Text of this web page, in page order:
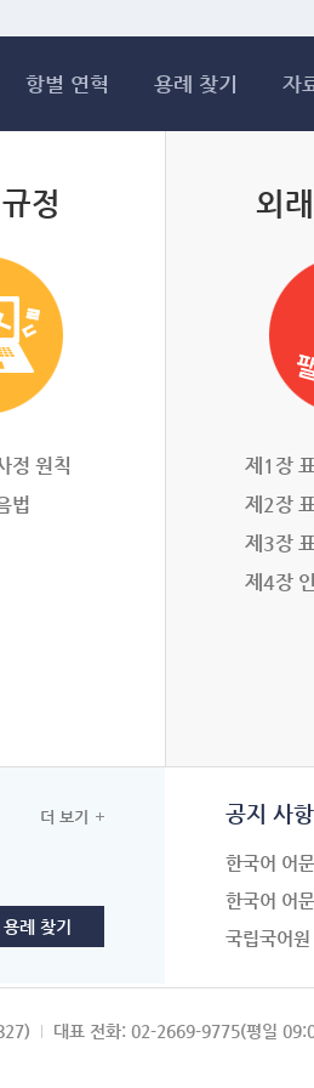
항별 연혁 용례 찾기 자
정
정 원칙
법
외
제1장
제2장
제3장
제4장
더 보기 공지 사항
한국어 어
한국어 어
국립국어
대표 전화: 02-2669-9775(평일